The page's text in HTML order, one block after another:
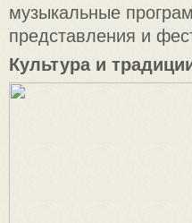
музыкальные
представления и
Культура и